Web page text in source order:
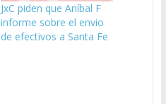
JxC piden que Aníbal F
informe sobre el envio
de efectivos a Santa Fe